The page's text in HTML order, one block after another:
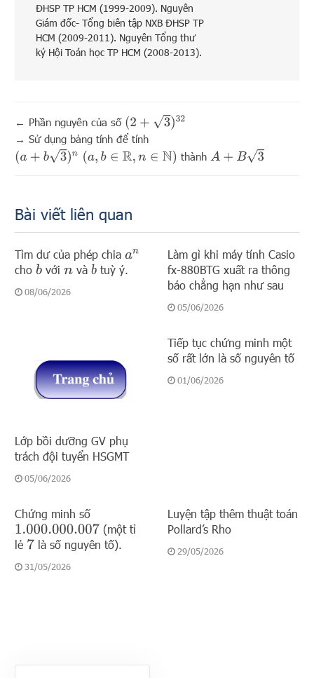
ĐHSP TP HCM (1999-2009). Nguyên
Giám đốc- Tổng biên tập NXB ĐHSP TP
HCM (2009-2011). Nguyên Tổng thư
ký Hội Toán học TP HCM (2008-2013).
← Phần nguyên của số (2+3) 32
→ Sử dụng bảng tính để tính
(a+b3)n (a,b∈R, ∈ N) thành A+B3
Bài viết liên quan
Tìm dư của phép chiaan
chob vớinvà b tuỳ ý.
08/06/2026
Làm gì khi máy tính Casio
fx-880BTG xuất ra thông
báo chẳng hạn như sau
05/06/2026
Lớp bồi dưỡng GV phụ
trách đội tuyển HSGMT
05/06/2026
Tiếp tục chứng minh một
số rất lớn là số nguyên tố
01/06/2026
Chứng minh số
1.000.000.007
(một tỉ
lẻ 7là số nguyên tố).
31/05/2026
Luyện tập thêm thuật toán
Pollard’s Rho
29/05/2026